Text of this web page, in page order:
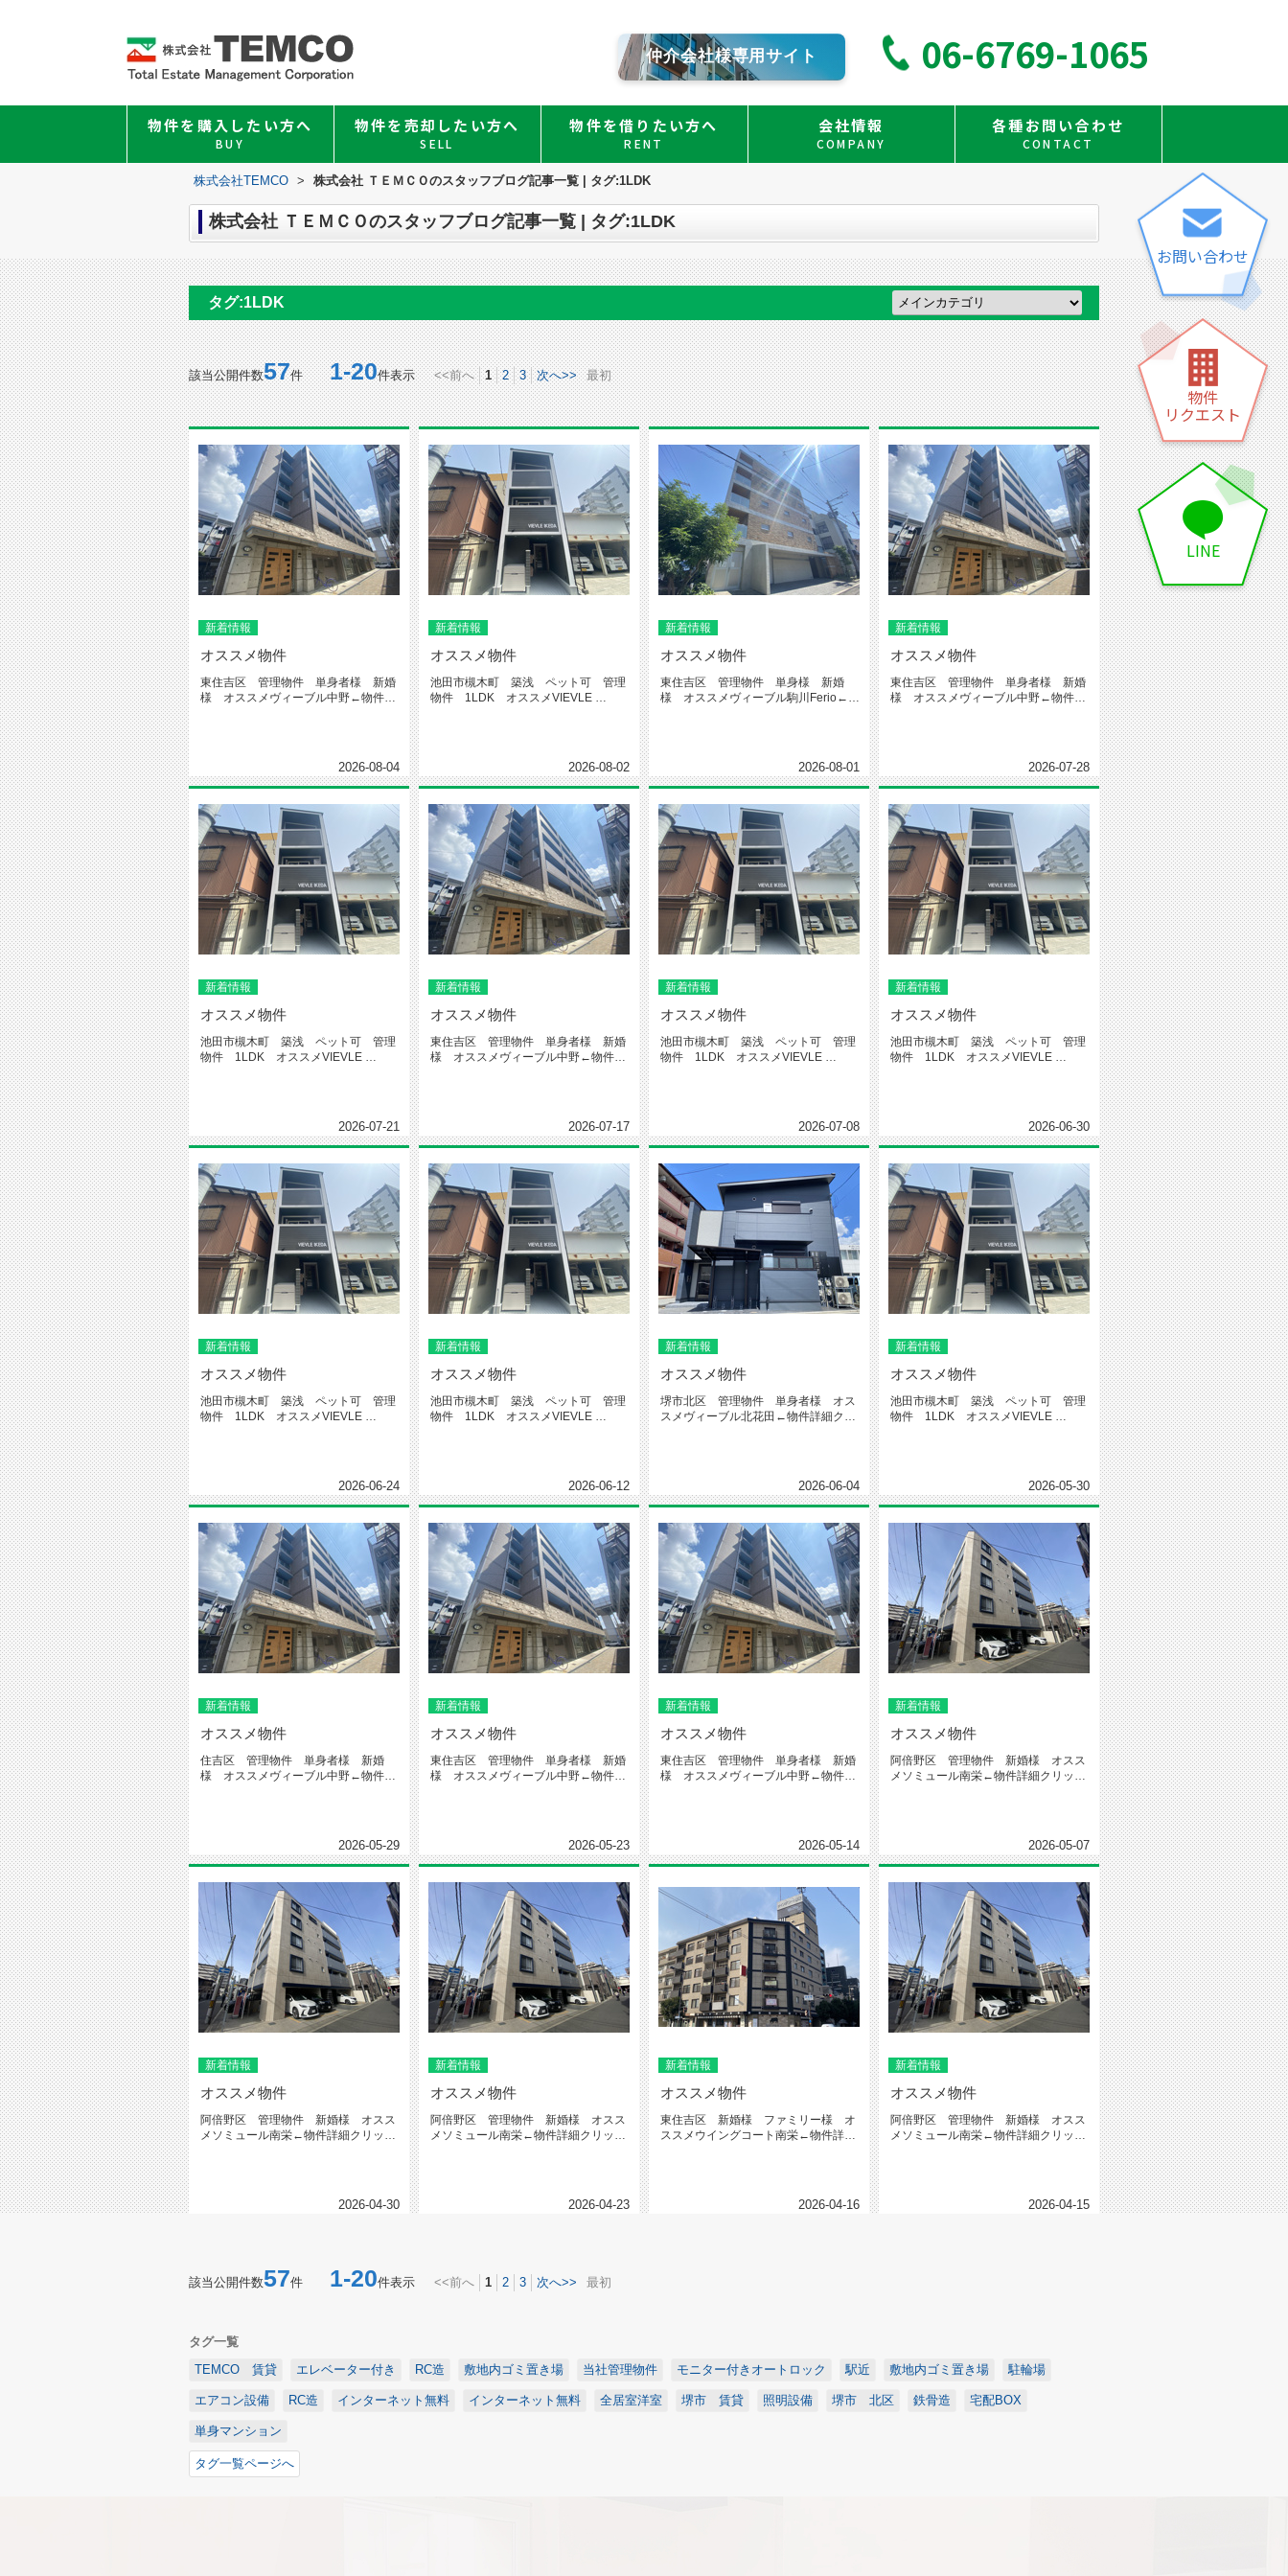
仲介会社様専用サイト 06-6769-1065
物件を購入したい方へ
BUY
物件を売却したい方へ
SELL
物件を借りたい方へ
RENT
会社情報
COMPANY
各種お問い合わせ
CONTACT
株式会社TEMCO > 株式会社 ＴＥＭＣＯのスタッフブログ記事一覧 | タグ:1LDK
株式会社 ＴＥＭＣＯのスタッフブログ記事一覧 | タグ:1LDK
タグ:1LDK
該当公開件数57件1-20件表示 <<前へ 1 2 3 次へ>> 最初
新着情報
オススメ物件
東住吉区 管理物件 単身者様 新婚
様 オススメヴィーブル中野←物件詳
2026-08-04
新着情報
オススメ物件
池田市槻木町 築浅 ペット可 管理
物件 1LDK オススメVIEVLE
2026-08-02
新着情報
オススメ物件
東住吉区 管理物件 単身様 新婚
様 オススメヴィーブル駒川Ferio←物
2026-08-01
新着情報
オススメ物件
東住吉区 管理物件 単身者様 新婚
様 オススメヴィーブル中野←物件詳
2026-07-28
新着情報
オススメ物件
池田市槻木町 築浅 ペット可 管理
物件 1LDK オススメVIEVLE
2026-07-21
新着情報
オススメ物件
東住吉区 管理物件 単身者様 新婚
様 オススメヴィーブル中野←物件詳
2026-07-17
新着情報
オススメ物件
池田市槻木町 築浅 ペット可 管理
物件 1LDK オススメVIEVLE
2026-07-08
新着情報
オススメ物件
池田市槻木町 築浅 ペット可 管理
物件 1LDK オススメVIEVLE
2026-06-30
新着情報
オススメ物件
池田市槻木町 築浅 ペット可 管理
物件 1LDK オススメVIEVLE
2026-06-24
新着情報
オススメ物件
池田市槻木町 築浅 ペット可 管理
物件 1LDK オススメVIEVLE
2026-06-12
新着情報
オススメ物件
堺市北区 管理物件 単身者様 オス
スメヴィーブル北花田←物件詳細クリ
2026-06-04
新着情報
オススメ物件
池田市槻木町 築浅 ペット可 管理
物件 1LDK オススメVIEVLE
2026-05-30
新着情報
オススメ物件
住吉区 管理物件 単身者様 新婚
様 オススメヴィーブル中野←物件詳
2026-05-29
新着情報
オススメ物件
東住吉区 管理物件 単身者様 新婚
様 オススメヴィーブル中野←物件詳
2026-05-23
新着情報
オススメ物件
東住吉区 管理物件 単身者様 新婚
様 オススメヴィーブル中野←物件詳
2026-05-14
新着情報
オススメ物件
阿倍野区 管理物件 新婚様 オスス
メソミュール南栄←物件詳細クリック
2026-05-07
新着情報
オススメ物件
阿倍野区 管理物件 新婚様 オスス
メソミュール南栄←物件詳細クリック
2026-04-30
新着情報
オススメ物件
阿倍野区 管理物件 新婚様 オスス
メソミュール南栄←物件詳細クリック
2026-04-23
新着情報
オススメ物件
東住吉区 新婚様 ファミリー様 オ
ススメウイングコート南栄←物件詳細
2026-04-16
新着情報
オススメ物件
阿倍野区 管理物件 新婚様 オスス
メソミュール南栄←物件詳細クリック
2026-04-15
該当公開件数57件 1-20件表示 <<前へ 1 2 3 次へ>> 最初
タグ一覧
TEMCO 賃貸
エレベーター付き RC造 敷地内ゴミ置き場 当社管理物件 モニター付きオートロック 駅近 敷地内ゴミ置き場 駐輪場
エアコン設備 RC造 インターネット無料 インターネット無料 全居室洋室 堺市 賃貸 照明設備 堺市 北区 鉄骨造 宅配BOX
単身マンション
タグ一覧ページへ
お問い合わせ
物件
リクエスト
LINE